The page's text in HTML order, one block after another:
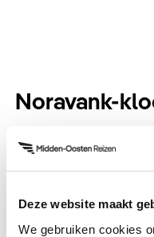
Deze website maakt
We gebruiken cookies
Noravank-
Verscholen tussen
Amaghu-kloof, is
spirituele verfijning.
sculpturen en reliëfs